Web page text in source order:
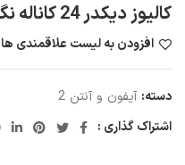
کالیوز دیکدر 24 کاناله نگار کد 02
افزودن به لیست علاقمندی ها
دسته: آیفون و آنتن 2
اشتراک گذاری :